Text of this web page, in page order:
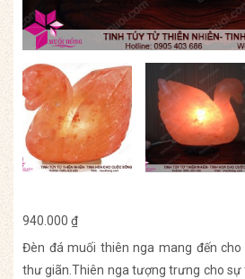
940.000 ₫
Đèn đá muối thiên nga mang đến
thư giãn.Thiên nga tượng trưng cho sự